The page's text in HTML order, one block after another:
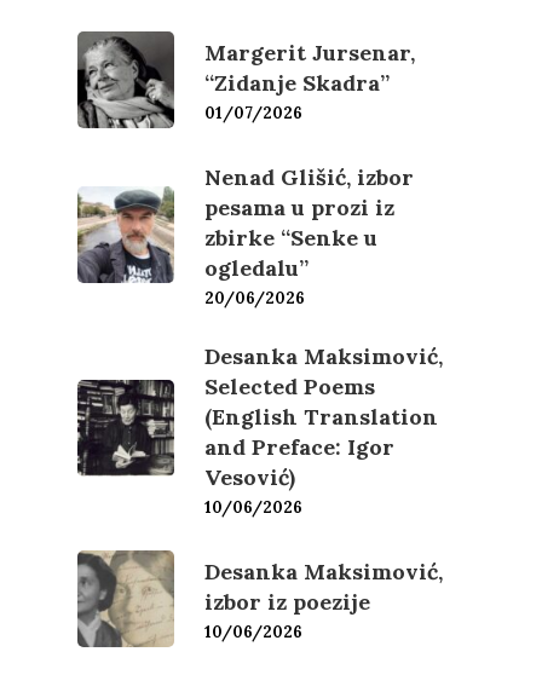
Margerit Jursenar,
“Zidanje Skadra”
01/07/2026
Nenad Glišić, izbor
pesama u prozi iz
zbirke “Senke u
ogledalu”
20/06/2026
Desanka Maksimović,
Selected Poems
(English Translation
and Preface: Igor
Vesović)
10/06/2026
Desanka Maksimović,
izbor iz poezije
10/06/2026